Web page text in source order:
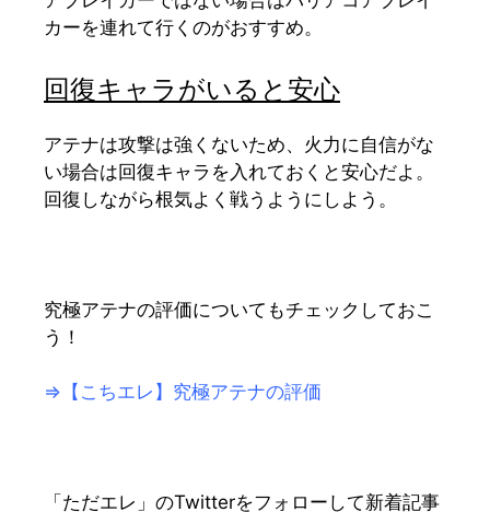
カーを連れて行くのがおすすめ。
回復キャラがいると安心
アテナは攻撃は強くないため、火力に自信がな
い場合は回復キャラを入れておくと安心だよ。
回復しながら根気よく戦うようにしよう。
究極アテナの評価についてもチェックしておこ
う！
⇒【こちエレ】究極アテナの評価
「ただエレ」のTwitterをフォローして新着記事